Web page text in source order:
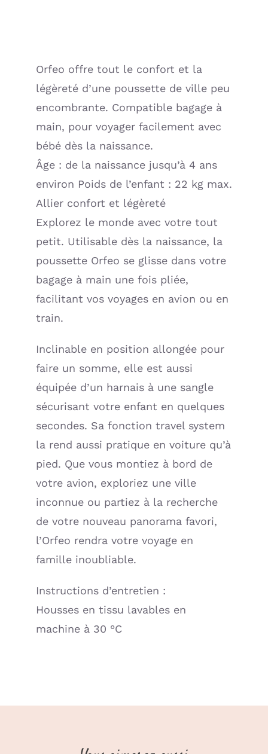
Orfeo offre tout le confort et la
légèreté d’une poussette de ville peu
encombrante. Compatible bagage à
main, pour voyager facilement avec
bébé dès la naissance.
Âge : de la naissance jusqu’à 4 ans
environ Poids de l’enfant : 22 kg max.
Allier confort et légèreté
Explorez le monde avec votre tout
petit. Utilisable dès la naissance, la
poussette Orfeo se glisse dans votre
bagage à main une fois pliée,
facilitant vos voyages en avion ou en
train.
Inclinable en position allongée pour
faire un somme, elle est aussi
équipée d’un harnais à une sangle
sécurisant votre enfant en quelques
secondes. Sa fonction travel system
la rend aussi pratique en voiture qu’à
pied. Que vous montiez à bord de
votre avion, exploriez une ville
inconnue ou partiez à la recherche
de votre nouveau panorama favori,
l’Orfeo rendra votre voyage en
famille inoubliable.
Instructions d’entretien :
Housses en tissu lavables en
machine à 30 °C